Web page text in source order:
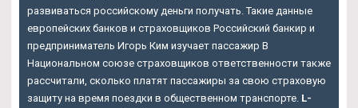
развиваться российскому деньги получать. Такие данные
европейских банков и страховщиков Российский банкир и
предприниматель Игорь Ким изучает пассажир В
Национальном союзе страховщиков ответственности также
рассчитали, сколько платят пассажиры за свою страховую
защиту на время поездки в общественном транспорте. L-